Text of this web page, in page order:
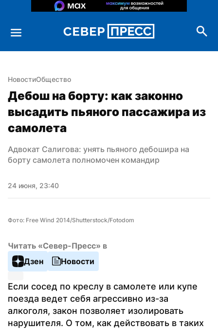
НовостиОбщество
Дебош на борту: как законно
высадить пьяного пассажира из
самолета
Адвокат Салигова: унять пьяного дебошира на
борту самолета полномочен командир
24 июня, 23:40
Фото: Free Wind 2014/Shutterstock/Fotodom
Читать «Север-Пресс» в
Дзен
Новости
Если сосед по креслу в самолете или купе
поезда ведет себя агрессивно из-за
алкоголя, закон позволяет изолировать
нарушителя. О том, как действовать в таких